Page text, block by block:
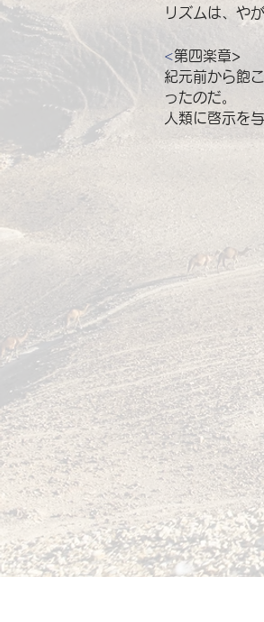
リズムは、や
<第四楽章>
紀元前から飽
ったのだ。
人類に啓示を